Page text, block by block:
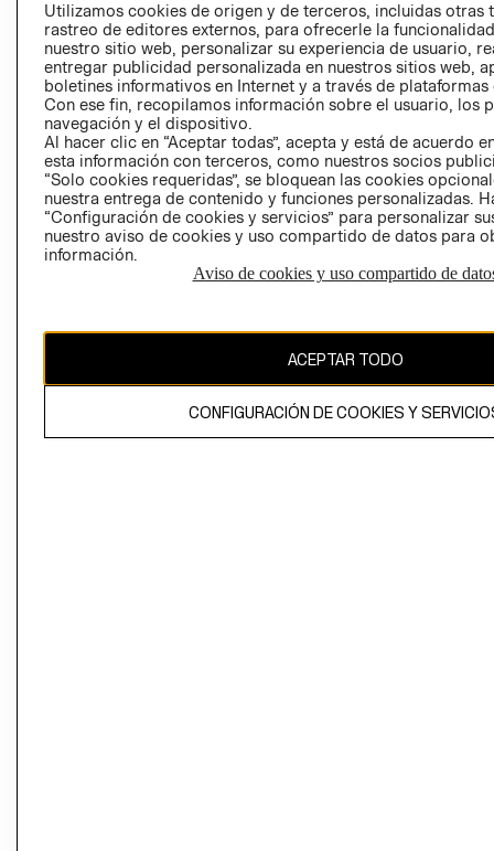
AVISO DE
PRIVACIDAD
GIFT CARD
El contenido de esta página web está protegido por copyright y es
Utilizamos cookies de origen y de terceros, incluidas otras
rastreo de editores externos, para ofrecerle la
nuestro sitio web, personalizar su experiencia de usuario,
entregar publicidad personalizada en nuestros sitios web,
boletines informativos en Internet y a través de plataformas
Con ese fin, recopilamos información sobre el usuario, los
navegación y el dispositivo.
Al hacer clic en “Aceptar todas”, acepta y está de acuerdo
esta información con terceros, como nuestros socios
“Solo cookies requeridas”, se bloquean las cookies
nuestra entrega de contenido y funciones personalizadas.
“Configuración de cookies y servicios” para personalizar
nuestro aviso de cookies y uso compartido de datos para
información.
Aviso de cookies y uso compartido de
ACEPTAR TODO
CONFIGURACIÓN DE COOKIES Y